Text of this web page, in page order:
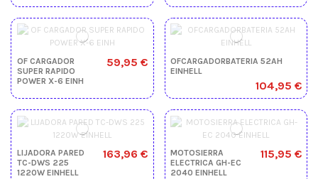
OF CARGADOR
SUPER RAPIDO
POWER X-6 EINH
59,95 €
OFCARGADORBATERIA 52AH
EINHELL
104,95 €
LIJADORA PARED
TC-DWS 225
1220W EINHELL
163,96 €
MOTOSIERRA
ELECTRICA GH-EC
2040 EINHELL
115,95 €